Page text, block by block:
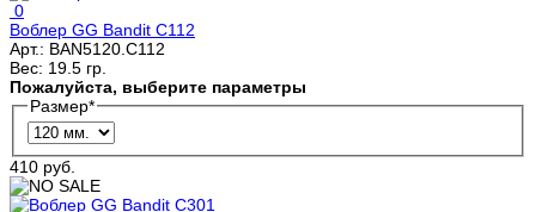
0
Воблер GG Bandit C112
Арт.: BAN5120.C112
Вес: 19.5 гр.
Пожалуйста, выберите параметры
Размер*
410 руб.